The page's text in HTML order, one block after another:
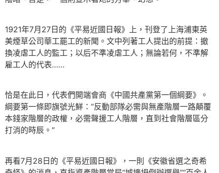
1921年7月27日的《平易近國日報》上，刊登了上海浦東英
美煙草公司華工罷工的新聞。文中列著工人提出的前提：撤
換凌虐工人的監工；以后不準凌虐工人；無論若何，不準解
雇工人的代表……
恰是在此日，代表們開端會商《中國共產黨第一個綱要》。
綱要第一條即旗號光鮮：“反動部隊必需與無產階層一路顛覆
本錢家階層的政權，必需聲援工人階層，直到社會階層區分
打消的時辰。”
再看7月28日的《平易近國日報》，一則《安徽省選之奇希